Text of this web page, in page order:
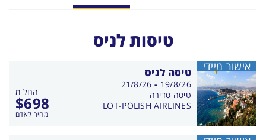
טיסות לניס
טיסה לניס
החל מ
$698
מחיר לאדם
בין
התאריכים,
19/8/26
-
21/8/26
טיסה סדירה
LOT-POLISH AIRLINES
אישור מיידי